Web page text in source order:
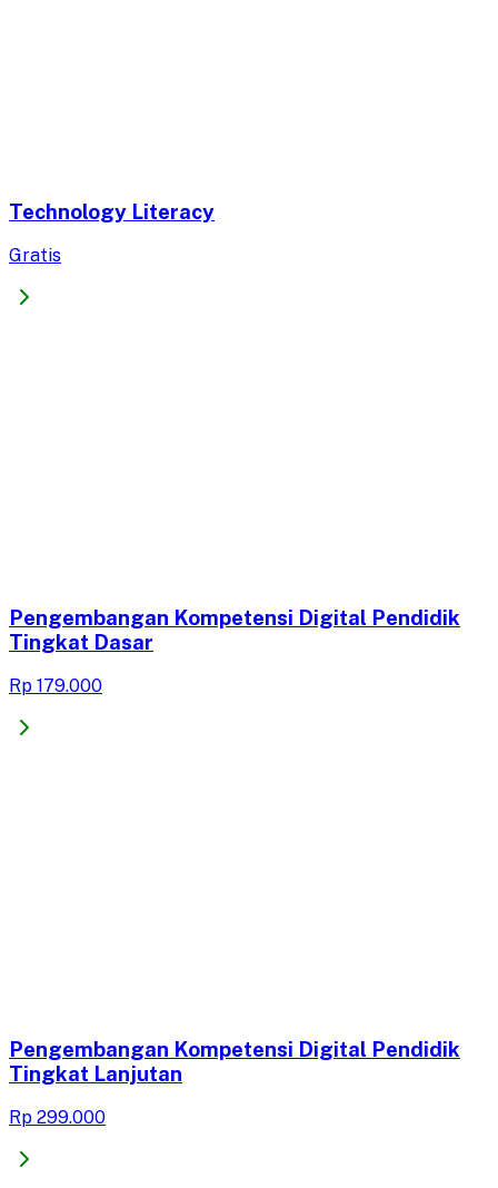
Technology Literacy
Gratis
Pengembangan Kompetensi Digital Pendidik
Tingkat Dasar
Rp 179.000
Pengembangan Kompetensi Digital Pendidik
Tingkat Lanjutan
Rp 299.000